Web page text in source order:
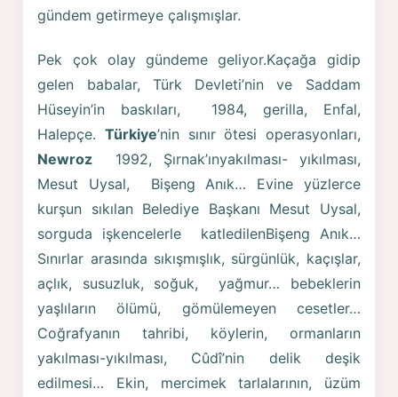
gündem getirmeye çalışmışlar.
Pek çok olay gündeme geliyor.Kaçağa gidip
gelen babalar, Türk Devleti’nin ve Saddam
Hüseyin’in baskıları, 1984, gerilla, Enfal,
Halepçe. Türkiye’nin sınır ötesi operasyonları,
Newroz 1992, Şırnak’ınyakılması- yıkılması,
Mesut Uysal, Bişeng Anık… Evine yüzlerce
kurşun sıkılan Belediye Başkanı Mesut Uysal,
sorguda işkencelerle katledilenBişeng Anık…
Sınırlar arasında sıkışmışlık, sürgünlük, kaçışlar,
açlık, susuzluk, soğuk, yağmur… bebeklerin
yaşlıların ölümü, gömülemeyen cesetler…
Coğrafyanın tahribi, köylerin, ormanların
yakılması-yıkılması, Cûdî’nin delik deşik
edilmesi… Ekin, mercimek tarlalarının, üzüm